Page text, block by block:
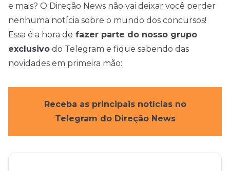
e mais? O Direção News não vai deixar você perder
nenhuma notícia sobre o mundo dos concursos!
Essa é a hora de fazer parte do nosso grupo
exclusivo do Telegram e fique sabendo das
novidades em primeira mão:
Receba as principais notícias no
Telegram do Direção News